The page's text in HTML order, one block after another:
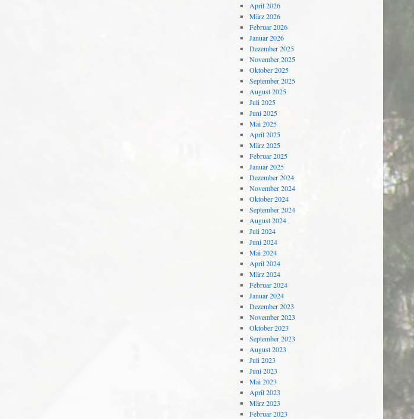
April 2026
März 2026
Februar 2026
Januar 2026
Dezember 2025
November 2025
Oktober 2025
September 2025
August 2025
Juli 2025
Juni 2025
Mai 2025
April 2025
März 2025
Februar 2025
Januar 2025
Dezember 2024
November 2024
Oktober 2024
September 2024
August 2024
Juli 2024
Juni 2024
Mai 2024
April 2024
März 2024
Februar 2024
Januar 2024
Dezember 2023
November 2023
Oktober 2023
September 2023
August 2023
Juli 2023
Juni 2023
Mai 2023
April 2023
März 2023
Februar 2023